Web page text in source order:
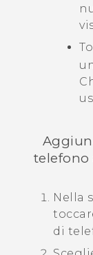
Nella
di